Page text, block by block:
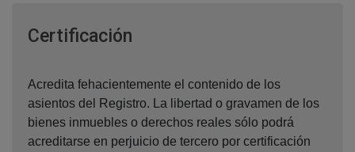
Certificación
Acredita fehacientemente el contenido de los
asientos del Registro. La libertad o gravamen de los
bienes inmuebles o derechos reales sólo podrá
acreditarse en perjuicio de tercero por certificación